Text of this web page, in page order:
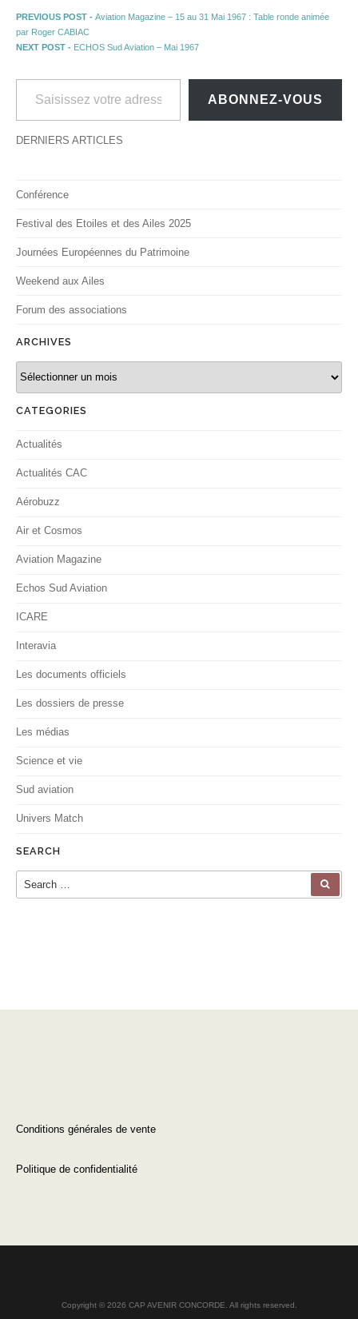
Navigation de l’article
PREVIOUS POST - Previous post:
Aviation Magazine – 15 au 31 Mai 1967 : Table ronde animée
par Roger CABIAC
NEXT POST - Next post:
ECHOS Sud Aviation – Mai 1967
Saisissez votre adresse e-mail…
ABONNEZ-VOUS
DERNIERS ARTICLES
Conférence
Festival des Etoiles et des Ailes 2025
Journées Européennes du Patrimoine
Weekend aux Ailes
Forum des associations
ARCHIVES
CATEGORIES
Actualités
Actualités CAC
Aérobuzz
Air et Cosmos
Aviation Magazine
Echos Sud Aviation
ICARE
Interavia
Les documents officiels
Les dossiers de presse
Les médias
Science et vie
Sud aviation
Univers Match
SEARCH
Search for:
Conditions générales de vente
Politique de confidentialité
Copyright © 2026 CAP AVENIR CONCORDE. All rights reserved.